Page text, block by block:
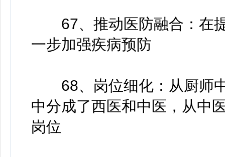
67、推动医防融合：在提
一步加强疾病预防
68、岗位细化：从厨师中
中分成了西医和中医，从中
岗位